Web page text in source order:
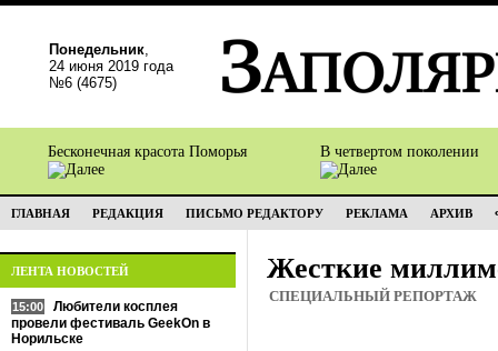
Понедельник,
24 июня 2019 года
№6 (4675)
Бесконечная красота Поморья В четвертом поколении
ГЛАВНАЯ РЕДАКЦИЯ ПИСЬМО РЕДАКТОРУ РЕКЛАМА АРХИВ
ЛЕНТА НОВОСТЕЙ
15:00
Любители косплея
провели фестиваль GeekOn в
Норильске
Жесткие
СПЕЦИАЛЬНЫЙ РЕПОРТАЖ